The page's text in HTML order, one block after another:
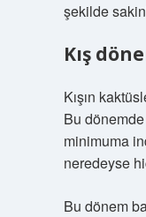
şekilde
Kış
Kışın
Bu
minimuma
neredeyse
Bu dönem